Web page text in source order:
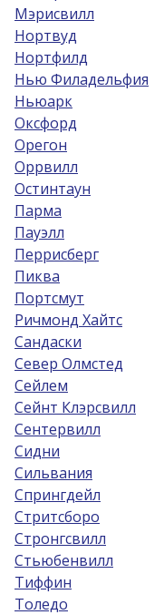
Мэрисвилл
Нортвуд
Нортфилд
Нью Филадельфия
Ньюарк
Оксфорд
Орегон
Оррвилл
Остинтаун
Парма
Пауэлл
Перрисберг
Пиква
Портсмут
Ричмонд Хайтс
Сандаски
Север Олмстед
Сейлем
Сейнт Клэрсвилл
Сентервилл
Сидни
Сильвания
Спрингдейл
Стритсборо
Стронгсвилл
Стьюбенвилл
Тиффин
Толедо